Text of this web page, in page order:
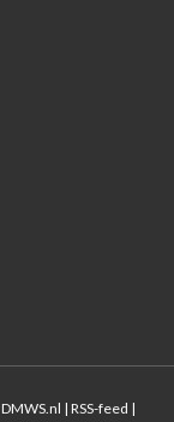
DMWS.nl | RSS-feed |